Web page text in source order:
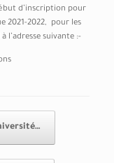
d’inscription pour
2021-2022, pour les
l’adresse suivante :-